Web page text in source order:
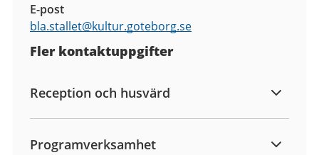
E-post
bla.stallet@kultur.goteborg.se
Fler kontaktuppgifter
Reception och husvärd
Programverksamhet